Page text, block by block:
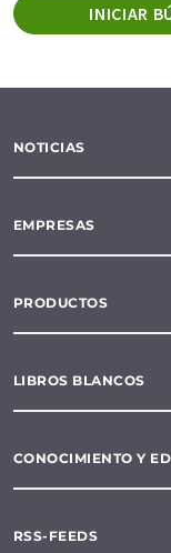
INICIAR
NOTICIAS
EMPRESAS
PRODUCTOS
LIBROS BLANCOS
CONOCIMIENTO Y
RSS-FEEDS